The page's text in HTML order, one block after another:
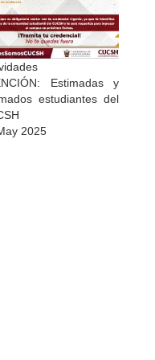
Estimadas y
estudiantes del
2025